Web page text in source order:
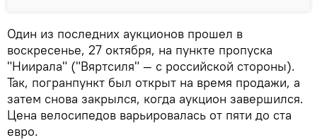
Один из последних аукционов прошел в
воскресенье, 27 октября, на пункте пропуска
"Ниирала" ("Вяртсиля" — с российской стороны).
Так, погранпункт был открыт на время продажи, а
затем снова закрылся, когда аукцион завершился.
Цена велосипедов варьировалась от пяти до ста
евро.